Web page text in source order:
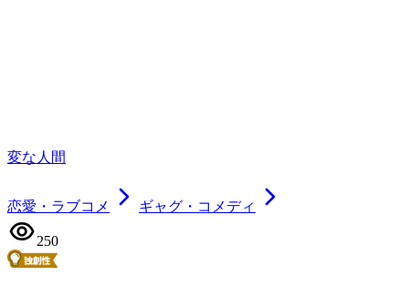
変な人間
恋愛・ラブコメ ギャグ・コメディ
250